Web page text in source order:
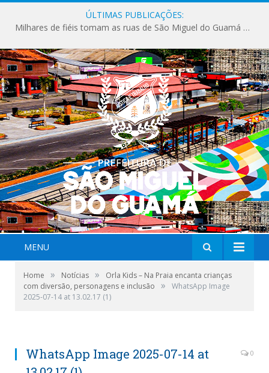
ÚLTIMAS PUBLICAÇÕES:
Milhares de fiéis tomam as ruas de São Miguel do Guamá em uma grande celebração de fé na Marcha para Jesus 2026.
MENU
Home » Notícias »
Orla Kids – Na Praia encanta crianças
com diversão, personagens e inclusão
»
WhatsApp Image
2025-07-14 at 13.02.17 (1)
WhatsApp Image 2025-07-14 at
0